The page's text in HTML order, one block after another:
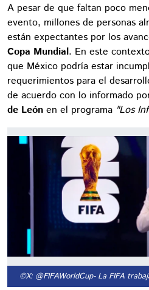
A pesar de que faltan poco
evento, millones de personas
están expectantes por los
Copa Mundial. En este
que México podría estar
requerimientos para el
de acuerdo con lo informado
de León en el programa "Los
©X: @FIFAWorldCup- La FIFA